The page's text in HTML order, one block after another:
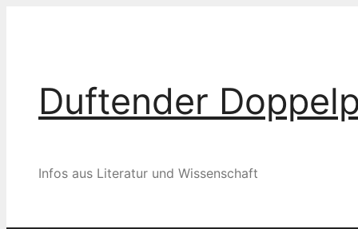
Duftender
Infos aus Literatur und Wissenschaft